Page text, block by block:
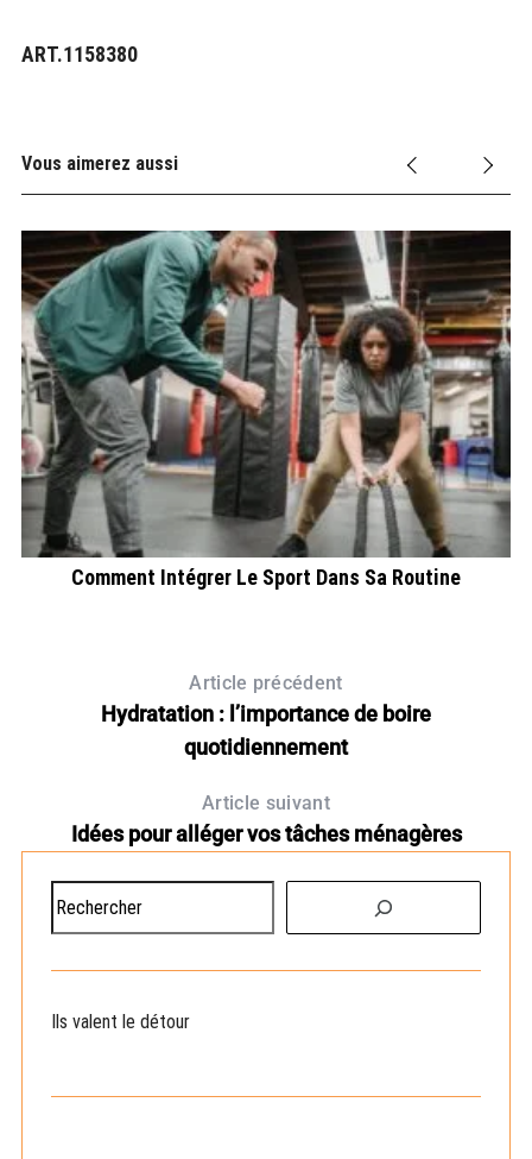
ART.1158380
Vous aimerez aussi
Comment Intégrer Le Sport Dans Sa Routine
Article précédent
Hydratation : l’importance de boire
quotidiennement
Article suivant
Idées pour alléger vos tâches ménagères
e
h
r Ils valent le détour